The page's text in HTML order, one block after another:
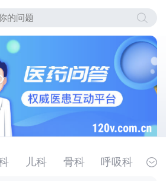
儿科 骨科
呼吸科